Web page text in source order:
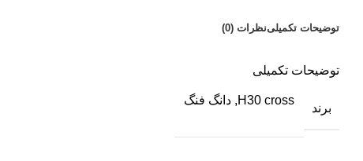
توضیحات تکمیلینظرات (0)
توضیحات تکمیلی
برند
H30 cross, دانگ فنگ